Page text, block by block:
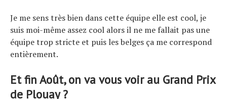
Je me sens très bien dans cette équipe elle est cool, je
suis moi-même assez cool alors il ne me fallait pas une
équipe trop stricte et puis les belges ça me correspond
entièrement.
Et fin Août, on va vous voir au Grand Prix
de Plouay ?